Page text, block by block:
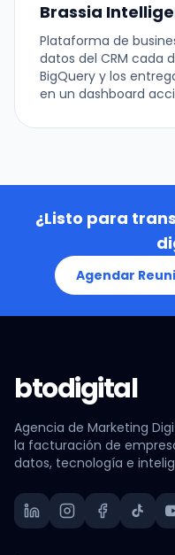
Brassia
Plataforma de
datos del CRM cada
BigQuery y los
en un dashboard
¿Listo para
Agendar
btodigital
Agencia de Marketing
la facturación de
datos, tecnología e